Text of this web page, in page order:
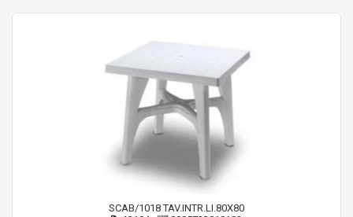
SCAB/1018 TAV.INTR.LI.80X80